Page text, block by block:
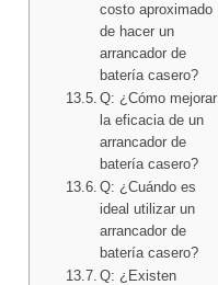
costo aproximado
de hacer un
arrancador de
batería casero?
Q: ¿Cómo mejorar
la eficacia de un
arrancador de
batería casero?
Q: ¿Cuándo es
ideal utilizar un
arrancador de
batería casero?
Q: ¿Existen